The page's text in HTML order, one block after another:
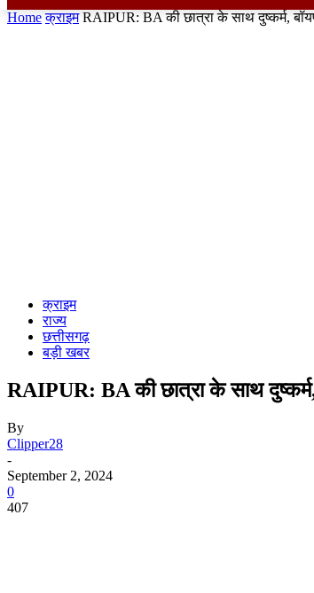
Home क्राइम RAIPUR: BA की छात्रा के साथ दुष्कर्म,
क्राइम
राज्य
छत्तीसगढ़
बड़ी खबर
RAIPUR: BA की छात्रा के साथ
By
Clipper28
-
September 2, 2024
0
407